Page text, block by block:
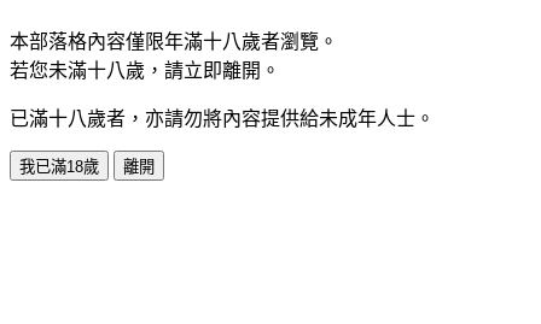
本部落格內容僅限年滿十八歲者瀏覽。
若您未滿十八歲，請立即離開。
已滿十八歲者，亦請勿將內容提供給未成年人士。
我已滿18歲 離開